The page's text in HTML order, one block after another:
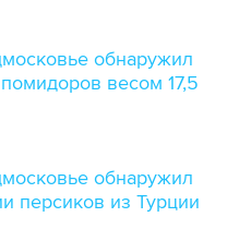
обнаружил
весом 17,5
обнаружил
персиков из Турции